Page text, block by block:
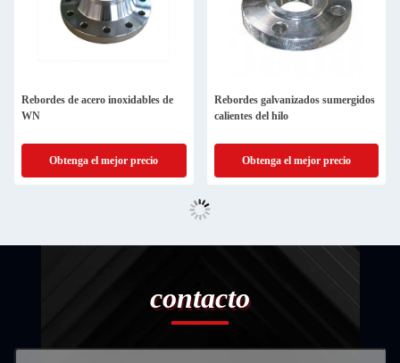
Rebordes de acero inoxidables de
WN
Obtenga el mejor precio
Rebordes galvanizados sumergidos
calientes del hilo
Obtenga el mejor precio
contacto